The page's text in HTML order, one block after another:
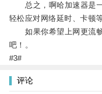
总之，啊哈加速器是一
轻松应对网络延时、卡顿
如果你希望上网更流畅
吧！。
#3#
评论